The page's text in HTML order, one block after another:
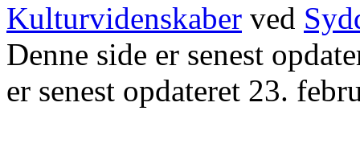
Kulturvidenskaber ved
Denne side er senest
er senest opdateret 23.